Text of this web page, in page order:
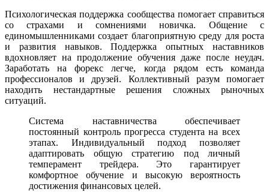
Психологическая поддержка сообщества помогает справиться
со страхами и сомнениями новичка. Общение с
единомышленниками создает благоприятную среду для роста
и развития навыков. Поддержка опытных наставников
вдохновляет на продолжение обучения даже после неудач.
Заработать на форекс легче, когда рядом есть команда
профессионалов и друзей. Коллективный разум помогает
находить нестандартные решения сложных рыночных
ситуаций.
Система наставничества обеспечивает
постоянный контроль прогресса студента на всех
этапах. Индивидуальный подход позволяет
адаптировать общую стратегию под личный
темперамент трейдера. Это гарантирует
комфортное обучение и высокую вероятность
достижения финансовых целей.